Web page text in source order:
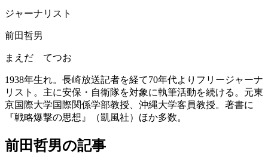
ジャーナリスト
前田哲男
まえだ てつお
1938年生れ。長崎放送記者を経て70年代よりフリージャーナ
リスト。主に安保・自衛隊を対象に執筆活動を続ける。元東
京国際大学国際関係学部教授、沖縄大学客員教授。著書に
『戦略爆撃の思想』（凱風社）ほか多数。
前田哲男の記事